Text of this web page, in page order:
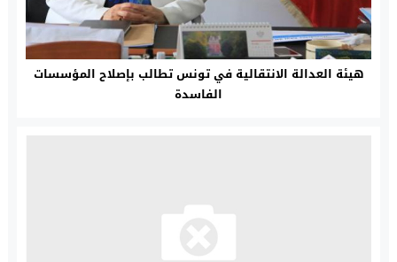
هيئة العدالة الانتقالية في تونس تطالب بإصلاح المؤسسات
الفاسدة